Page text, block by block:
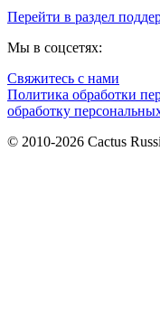
Перейти в раздел
Мы в соцсетях:
Свяжитесь с нами
Политика обработки
обработку
© 2010-2026 Cactus